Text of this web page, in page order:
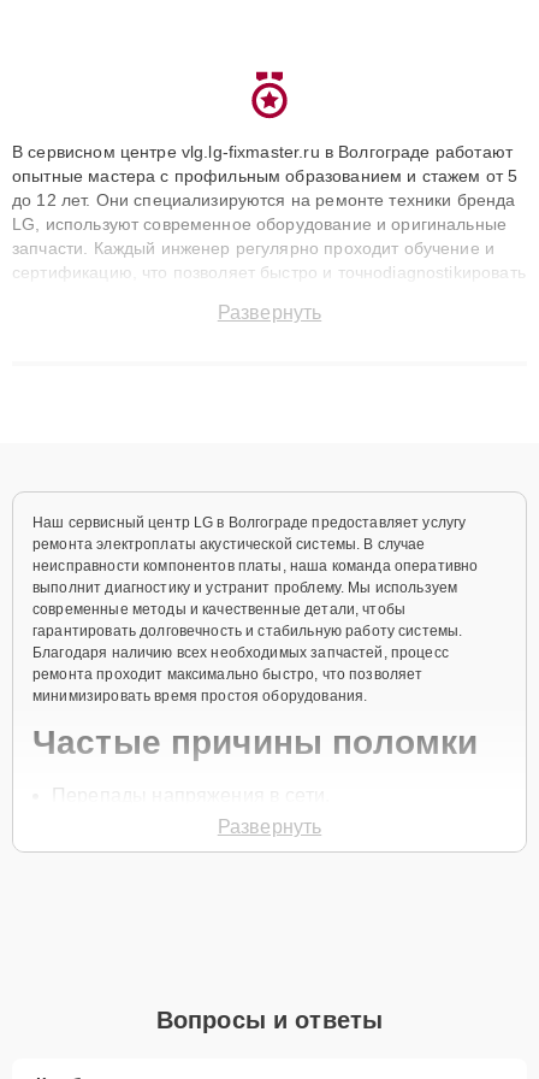
В сервисном центре vlg.lg-fixmaster.ru в Волгограде работают
опытные мастера с профильным образованием и стажем от 5
до 12 лет. Они специализируются на ремонте техники бренда
LG, используют современное оборудование и оригинальные
запчасти. Каждый инженер регулярно проходит обучение и
сертификацию, что позволяет быстро и точноdiagnostikировать
до 3 лет. Наши мастера решают сложные случаи: от замены
Развернуть
Наш сервисный центр LG в Волгограде предоставляет услугу
ремонта электроплаты акустической системы. В случае
неисправности компонентов платы, наша команда оперативно
выполнит диагностику и устранит проблему. Мы используем
современные методы и качественные детали, чтобы
гарантировать долговечность и стабильную работу системы.
Благодаря наличию всех необходимых запчастей, процесс
ремонта проходит максимально быстро, что позволяет
минимизировать время простоя оборудования.
Частые причины поломки
Перепады напряжения в сети.
Износ компонентов платы.
. Наш специалист свяжется с вами в течение
минуты для уточнения всех деталей и записи на диагностику и
Развернуть
Вопросы и ответы